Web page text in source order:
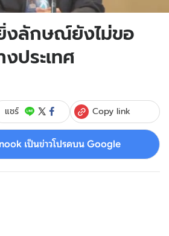
งลักษณ์ยังไม่ขอ
ประเทศ
แชร์ Copy link
เป็นข่าวโปรดบน Google